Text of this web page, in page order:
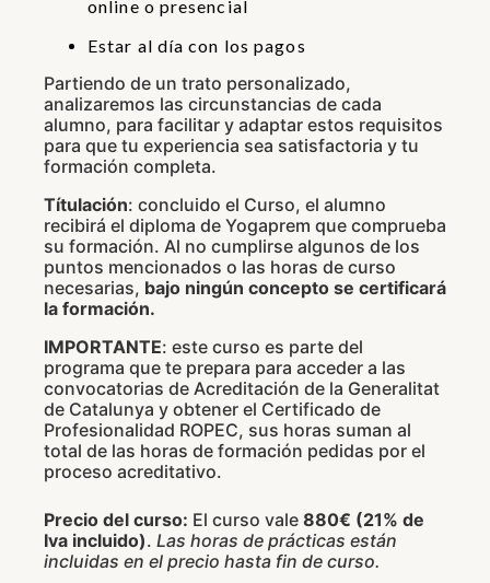
online o presencial
Estar al día con los pagos
Partiendo de un trato personalizado,
analizaremos las circunstancias de cada
alumno, para facilitar y adaptar estos requisitos
para que tu experiencia sea satisfactoria y tu
formación completa.
Títulación: concluido el Curso, el alumno
recibirá el diploma de Yogaprem que comprueba
su formación. Al no cumplirse algunos de los
puntos mencionados o las horas de curso
necesarias, bajo ningún concepto se certificará
la formación.
IMPORTANTE: este curso es parte del
programa que te prepara para acceder a las
convocatorias de Acreditación de la Generalitat
de Catalunya y obtener el Certificado de
Profesionalidad ROPEC, sus horas suman al
total de las horas de formación pedidas por el
proceso acreditativo.
Precio del curso: El curso vale 880€ (21% de
Iva incluido). Las horas de prácticas están
incluidas en el precio hasta fin de curso.